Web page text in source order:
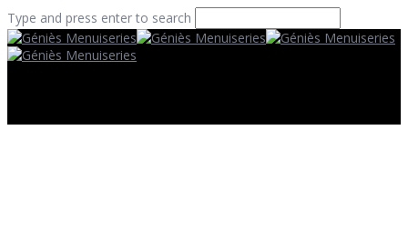
Type and press enter to search